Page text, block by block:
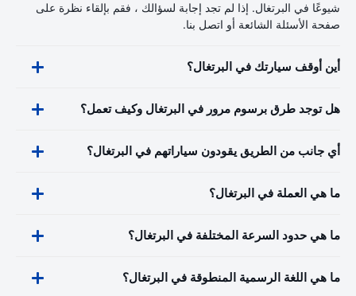
شيوعًا في البرتغال. إذا لم تجد إجابة لسؤالك ، فقم بإلقاء نظرة على
صفحة الأسئلة الشائعة أو اتصل بنا.
أين أوقف سيارتك في البرتغال؟
هل توجد طرق برسوم مرور في البرتغال وكيف تعمل؟
أي جانب من الطريق يقودون سياراتهم في البرتغال؟
ما هي العملة في البرتغال؟
ما هي حدود السرعة المختلفة في البرتغال؟
ما هي اللغة الرسمية المنطوقة في البرتغال؟